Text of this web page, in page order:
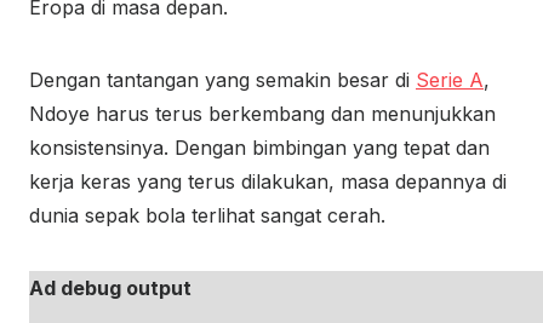
Eropa di masa depan.
Dengan tantangan yang semakin besar di Serie A,
Ndoye harus terus berkembang dan menunjukkan
konsistensinya. Dengan bimbingan yang tepat dan
kerja keras yang terus dilakukan, masa depannya di
dunia sepak bola terlihat sangat cerah.
Ad debug output